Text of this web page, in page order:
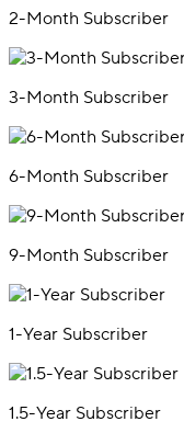
2-Month Subscriber
3-Month Subscriber
6-Month Subscriber
9-Month Subscriber
1-Year Subscriber
1.5-Year Subscriber